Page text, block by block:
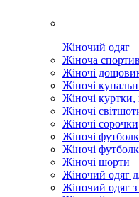
Жіночий одяг
Жіноча
Жіночі
Жіночі
Жіночі куртки,
Жіночі
Жіночі сорочки
Жіночі
Жіночі
Жіночі шорти
Жіночий одяг
Жіночий одяг